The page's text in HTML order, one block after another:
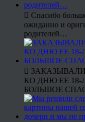
Спасибо
ожиданно и
родителей…
КО ДНЮ ЕЕ 18-
БОЛЬШОЕ